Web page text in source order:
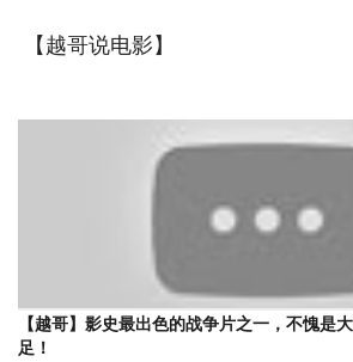
【越哥说电影】
【越哥】影史最出色的战争片之一，不愧是
足！